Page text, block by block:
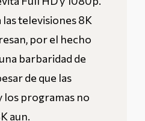
televisiones 8K
por el hecho
barbaridad de
de que las
los programas no
aun.